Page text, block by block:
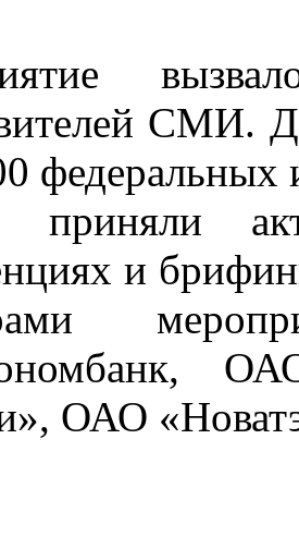
СМИ.
приняли
и
ОАО